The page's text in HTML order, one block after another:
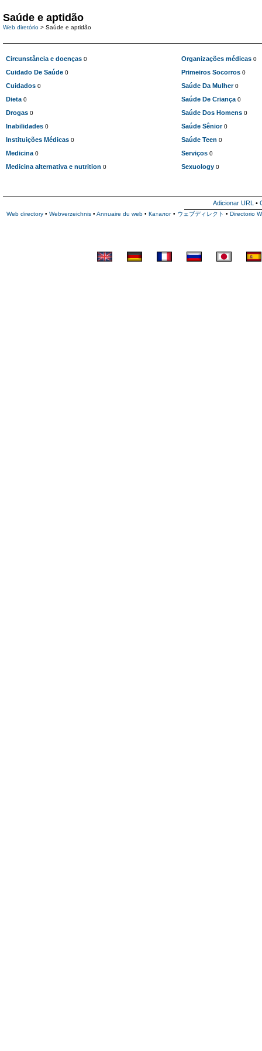
Saúde e aptidão
Web diretório > Saúde e aptidão
Circunstância e doenças 0
Cuidado De Saúde 0
Cuidados 0
Dieta 0
Drogas 0
Inabilidades 0
Instituições Médicas 0
Medicina 0
Medicina alternativa e nutrition 0
Organizações médicas 0
Primeiros Socorros 0
Saúde Da Mulher0
Saúde De Criança 0
Saúde Dos Homens 0
Saúde Sênior0
Saúde Teen 0
Serviços 0
Sexuology 0
Adicionar URL •
Web directory • Webverzeichnis • Annuaire du web • Каталог • ウェブディレクト • Directorio